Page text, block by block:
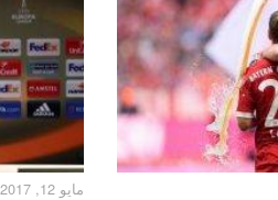
مايو 12, 2017 4:33 ص